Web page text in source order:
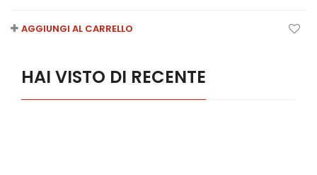
AGGIUNGI AL CARRELLO
HAI VISTO DI RECENTE